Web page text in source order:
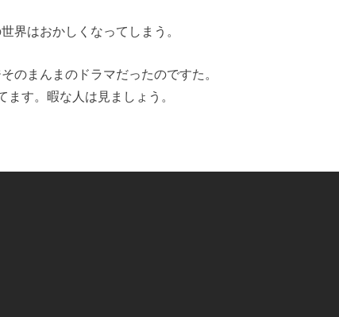
界はおかしくなってしまう。
のまんまのドラマだったのですた。
す。暇な人は見ましょう。